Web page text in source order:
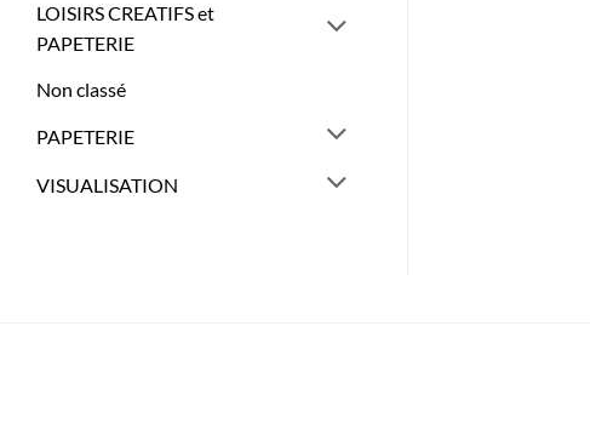
LOISIRS CREATIFS et
PAPETERIE
Non classé
PAPETERIE
VISUALISATION